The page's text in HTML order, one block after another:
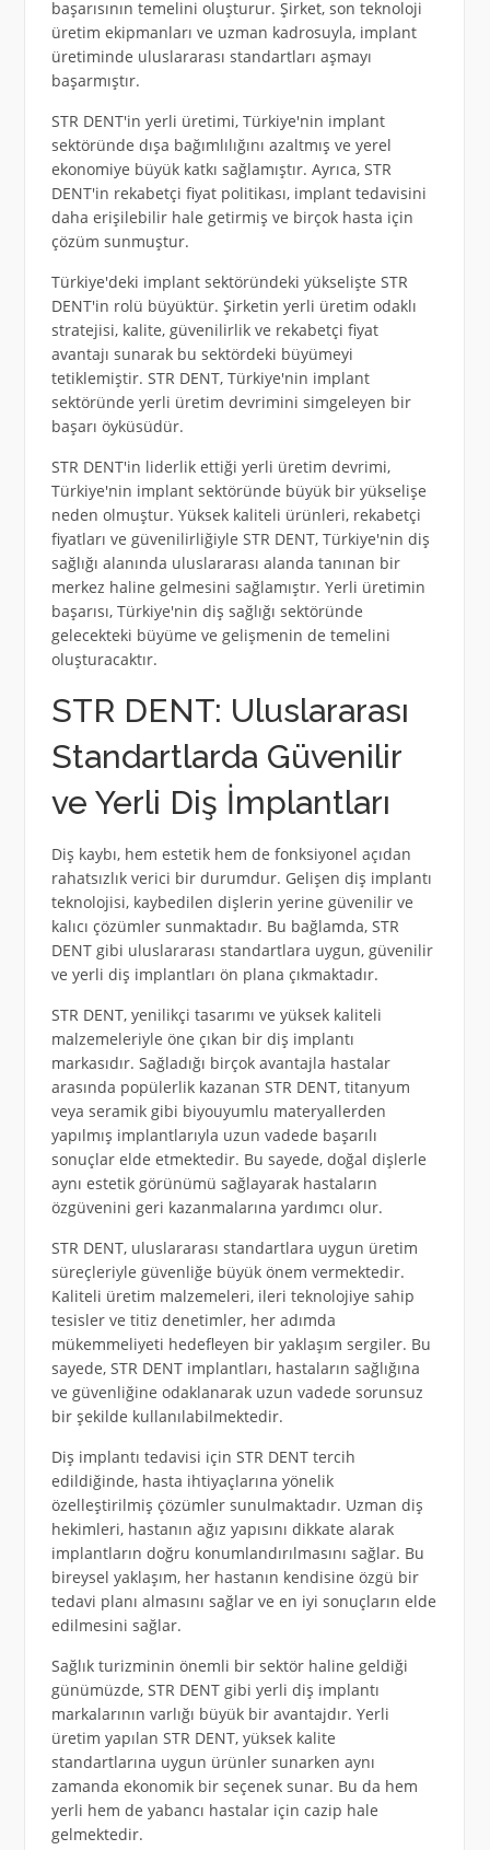
başarısının temelini oluşturur. Şirket, son teknoloji
üretim ekipmanları ve uzman kadrosuyla, implant
üretiminde uluslararası standartları aşmayı
başarmıştır.
STR DENT'in yerli üretimi, Türkiye'nin implant
sektöründe dışa bağımlılığını azaltmış ve yerel
ekonomiye büyük katkı sağlamıştır. Ayrıca, STR
DENT'in rekabetçi fiyat politikası, implant tedavisini
daha erişilebilir hale getirmiş ve birçok hasta için
çözüm sunmuştur.
Türkiye'deki implant sektöründeki yükselişte STR
DENT'in rolü büyüktür. Şirketin yerli üretim odaklı
stratejisi, kalite, güvenilirlik ve rekabetçi fiyat
avantajı sunarak bu sektördeki büyümeyi
tetiklemiştir. STR DENT, Türkiye'nin implant
sektöründe yerli üretim devrimini simgeleyen bir
başarı öyküsüdür.
STR DENT'in liderlik ettiği yerli üretim devrimi,
Türkiye'nin implant sektöründe büyük bir yükselişe
neden olmuştur. Yüksek kaliteli ürünleri, rekabetçi
fiyatları ve güvenilirliğiyle STR DENT, Türkiye'nin diş
sağlığı alanında uluslararası alanda tanınan bir
merkez haline gelmesini sağlamıştır. Yerli üretimin
başarısı, Türkiye'nin diş sağlığı sektöründe
gelecekteki büyüme ve gelişmenin de temelini
oluşturacaktır.
STR DENT: Uluslararası
Standartlarda Güvenilir
ve Yerli Diş İmplantları
Diş kaybı, hem estetik hem de fonksiyonel açıdan
rahatsızlık verici bir durumdur. Gelişen diş implantı
teknolojisi, kaybedilen dişlerin yerine güvenilir ve
kalıcı çözümler sunmaktadır. Bu bağlamda, STR
DENT gibi uluslararası standartlara uygun, güvenilir
ve yerli diş implantları ön plana çıkmaktadır.
STR DENT, yenilikçi tasarımı ve yüksek kaliteli
malzemeleriyle öne çıkan bir diş implantı
markasıdır. Sağladığı birçok avantajla hastalar
arasında popülerlik kazanan STR DENT, titanyum
veya seramik gibi biyouyumlu materyallerden
yapılmış implantlarıyla uzun vadede başarılı
sonuçlar elde etmektedir. Bu sayede, doğal dişlerle
aynı estetik görünümü sağlayarak hastaların
özgüvenini geri kazanmalarına yardımcı olur.
STR DENT, uluslararası standartlara uygun üretim
süreçleriyle güvenliğe büyük önem vermektedir.
Kaliteli üretim malzemeleri, ileri teknolojiye sahip
tesisler ve titiz denetimler, her adımda
mükemmeliyeti hedefleyen bir yaklaşım sergiler. Bu
sayede, STR DENT implantları, hastaların sağlığına
ve güvenliğine odaklanarak uzun vadede sorunsuz
bir şekilde kullanılabilmektedir.
Diş implantı tedavisi için STR DENT tercih
edildiğinde, hasta ihtiyaçlarına yönelik
özelleştirilmiş çözümler sunulmaktadır. Uzman diş
hekimleri, hastanın ağız yapısını dikkate alarak
implantların doğru konumlandırılmasını sağlar. Bu
bireysel yaklaşım, her hastanın kendisine özgü bir
tedavi planı almasını sağlar ve en iyi sonuçların elde
edilmesini sağlar.
Sağlık turizminin önemli bir sektör haline geldiği
günümüzde, STR DENT gibi yerli diş implantı
markalarının varlığı büyük bir avantajdır. Yerli
üretim yapılan STR DENT, yüksek kalite
standartlarına uygun ürünler sunarken aynı
zamanda ekonomik bir seçenek sunar. Bu da hem
yerli hem de yabancı hastalar için cazip hale
gelmektedir.